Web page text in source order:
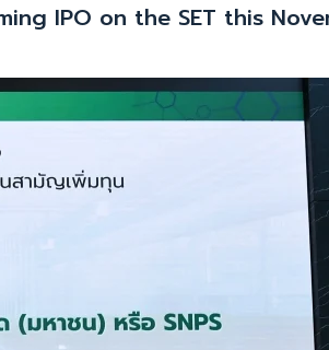
IPO on the SET this